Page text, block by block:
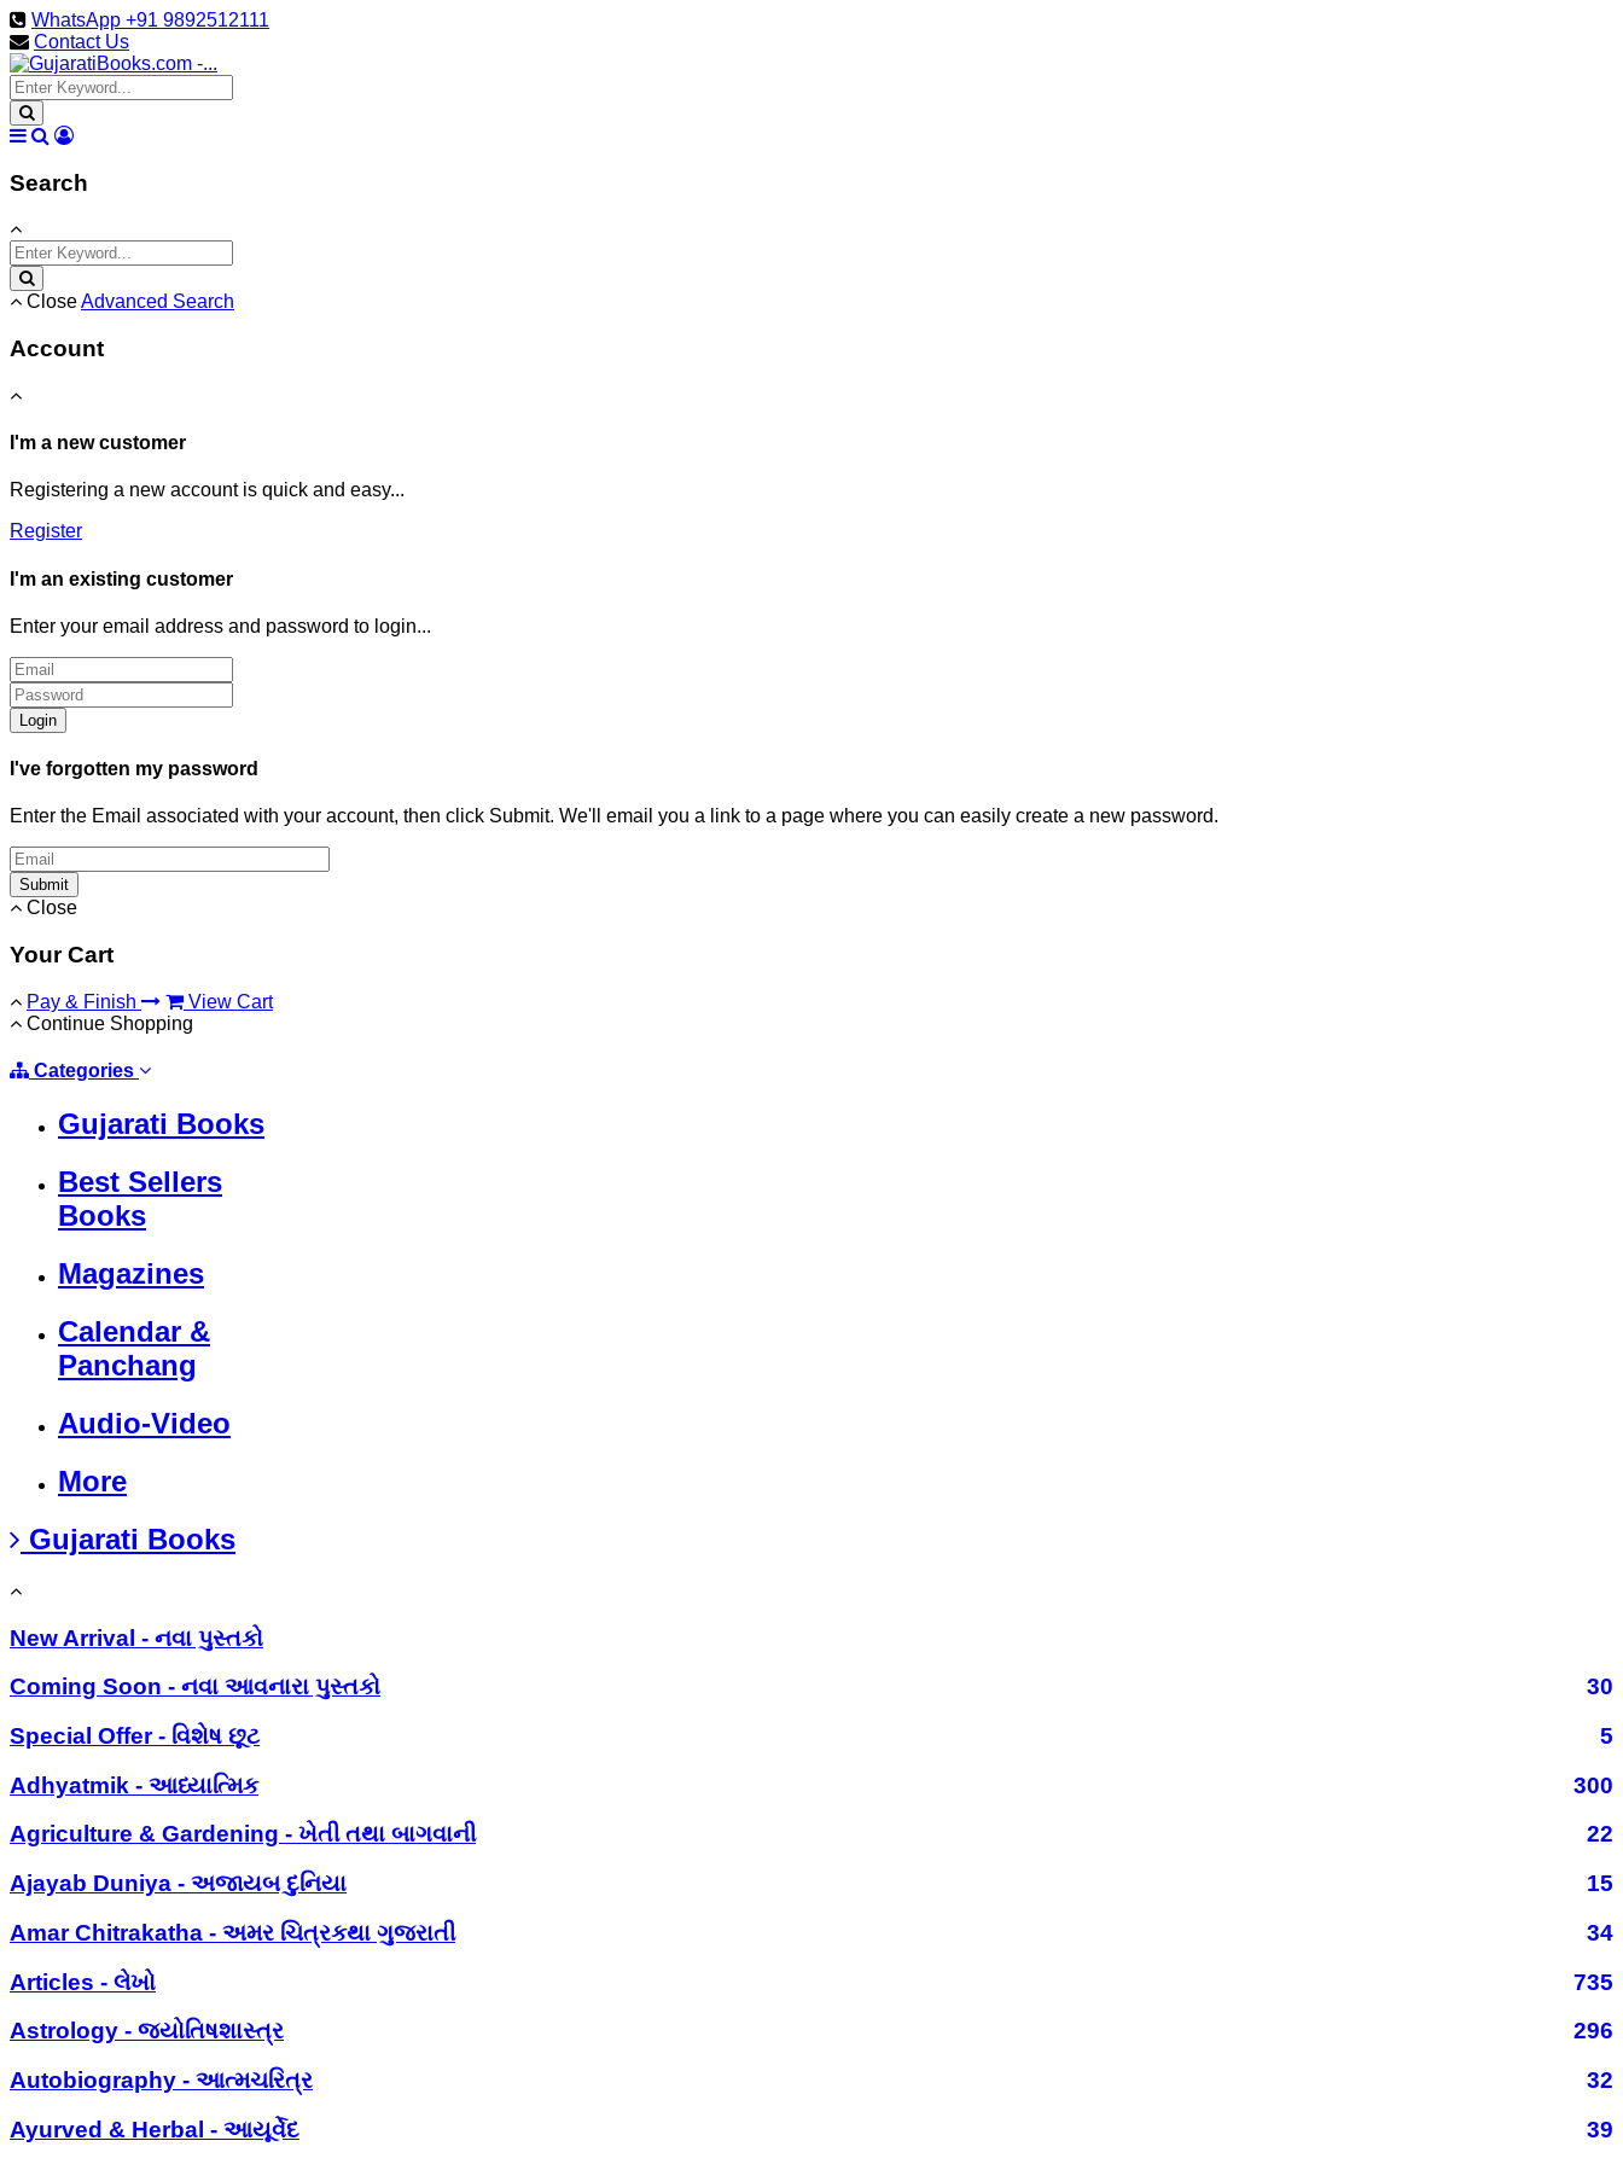
WhatsApp +91 9892512111
Contact Us
Search
CloseAdvanced Search
Account
I'm a new customer
Registering a new account is quick and easy...
Register
I'm an existing customer
Enter your email address and password to login...
Login
I've forgotten my password
Enter the Email associated with your account, then click Submit. We'll email you a link to a page where you can easily create a new password.
Submit
Close
Your Cart
Pay & Finish
View Cart
Continue Shopping
Categories
Gujarati Books
Best Sellers
Books
Magazines
Calendar &
Panchang
Audio-Video
More
Gujarati Books
New Arrival - નવા પુસ્તકો
Coming Soon - નવા આવનારા પુસ્તકો
30
Special Offer - વિશેષ છૂટ
5
Adhyatmik - આધ્યાત્મિક
300
Agriculture & Gardening - ખેતી તથા બાગવાની
22
Ajayab Duniya - અજાયબ દુનિયા
15
Amar Chitrakatha - અમર ચિત્રકથા ગુજરાતી
34
Articles - લેખો
735
Astrology - જ્યોતિષશાસ્ત્ર
296
Autobiography - આત્મચરિત્ર
32
Ayurved & Herbal - આયૂર્વેદ
39